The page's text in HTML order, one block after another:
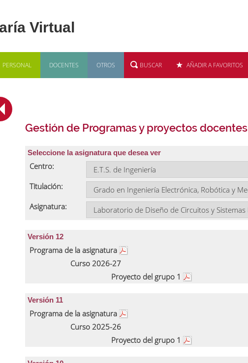
PERSONAL DOCENTES OTROS BUSCAR AÑADIR A FAVORITOS
Gestión de Programas y proyectos docentes
Seleccione la asignatura que desea ver
Centro:
Titulación:
Asignatura:
Versión 12
Programa de la asignatura
Curso 2026-27
Proyecto del grupo 1
Versión 11
Programa de la asignatura
Curso 2025-26
Proyecto del grupo 1